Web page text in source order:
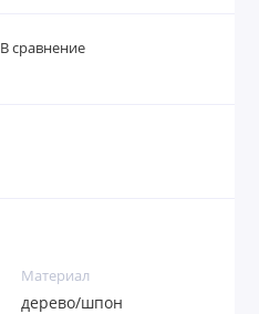
В сравнение
Материал
дерево/шпон